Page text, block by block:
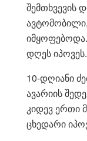
შემთხვევის
დღეს იპოვეს.
10-დღიანი
ავარიის
კიდევ ერთი
ცხედარი